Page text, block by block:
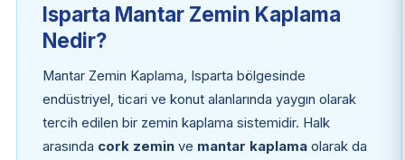
Isparta Mantar Zemin Kaplama
Nedir?
Mantar Zemin Kaplama, Isparta bölgesinde
endüstriyel, ticari ve konut alanlarında yaygın olarak
tercih edilen bir zemin kaplama sistemidir. Halk
arasında cork zeminve mantar kaplamaolarak da